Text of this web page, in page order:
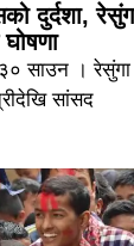
दुर्दशा,
३० साउन ।
सांसद